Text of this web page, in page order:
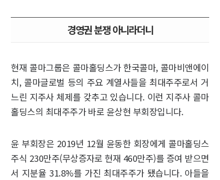
경영권 분쟁 아니라더니
현재 콜마그룹은 콜마홀딩스가 한국콜마, 콜마비앤에이
치, 콜마글로벌 등의 주요 계열사들을 최대주주로서 거
느린 지주사 체제를 갖추고 있습니다. 이런 지주사 콜마
홀딩스의 최대주주가 바로 윤상현 부회장입니다.
윤 부회장은 2019년 12월 윤동한 회장에게 콜마홀딩스
주식 230만주(무상증자로 현재 460만주)를 증여 받으면
서 지분율 31.8%를 가진 최대주주가 됐습니다. 아들을